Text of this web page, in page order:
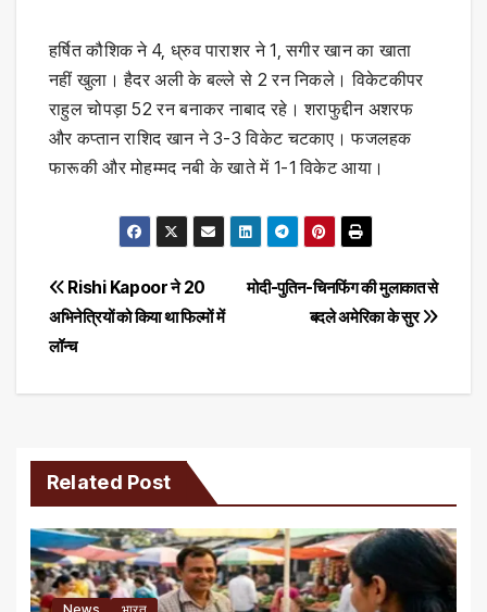
हर्षित कौशिक ने 4, ध्रुव पाराशर ने 1, सगीर खान का खाता
नहीं खुला। हैदर अली के बल्‍ले से 2 रन निकले। विकेटकीपर
राहुल चोपड़ा 52 रन बनाकर नाबाद रहे। शराफुद्दीन अशरफ
और कप्‍तान राशिद खान ने 3-3 विकेट चटकाए। फजलहक
फारूकी और मोहम्मद नबी के खाते में 1-1 विकेट आया।
Post
navigation
मोदी-पुतिन-चिनफिंग की मुलाकात से
बदले अमेरिका के सुर
Rishi Kapoor ने 20
अभिनेत्रियों को किया था फिल्मों में
लॉन्च
Related Post